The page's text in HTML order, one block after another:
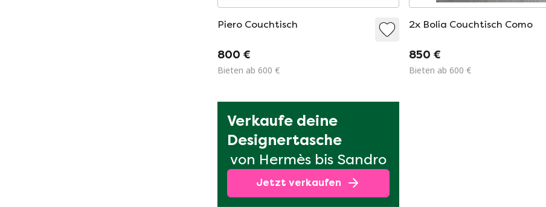
Piero Couchtisch
800 €
Bieten ab 600 €
2x Bolia Couchtisch Como
850 €
Bieten ab 600 €
Verkaufe deine
Designertasche
von Hermès bis Sandro
Jetzt verkaufen